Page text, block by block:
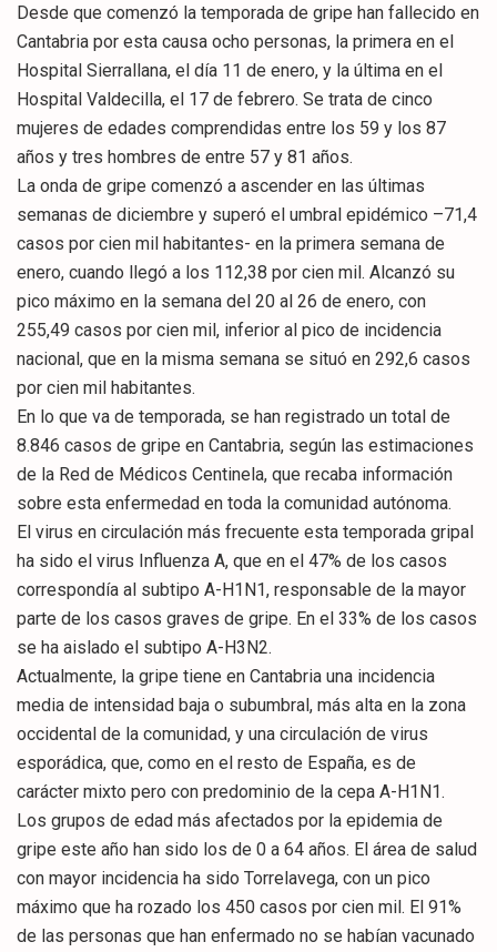
Desde que comenzó la temporada de gripe han fallecido en
Cantabria por esta causa ocho personas, la primera en el
Hospital Sierrallana, el día 11 de enero, y la última en el
Hospital Valdecilla, el 17 de febrero. Se trata de cinco
mujeres de edades comprendidas entre los 59 y los 87
años y tres hombres de entre 57 y 81 años.
La onda de gripe comenzó a ascender en las últimas
semanas de diciembre y superó el umbral epidémico –71,4
casos por cien mil habitantes- en la primera semana de
enero, cuando llegó a los 112,38 por cien mil. Alcanzó su
pico máximo en la semana del 20 al 26 de enero, con
255,49 casos por cien mil, inferior al pico de incidencia
nacional, que en la misma semana se situó en 292,6 casos
por cien mil habitantes.
En lo que va de temporada, se han registrado un total de
8.846 casos de gripe en Cantabria, según las estimaciones
de la Red de Médicos Centinela, que recaba información
sobre esta enfermedad en toda la comunidad autónoma.
El virus en circulación más frecuente esta temporada gripal
ha sido el virus Influenza A, que en el 47% de los casos
correspondía al subtipo A-H1N1, responsable de la mayor
parte de los casos graves de gripe. En el 33% de los casos
se ha aislado el subtipo A-H3N2.
Actualmente, la gripe tiene en Cantabria una incidencia
media de intensidad baja o subumbral, más alta en la zona
occidental de la comunidad, y una circulación de virus
esporádica, que, como en el resto de España, es de
carácter mixto pero con predominio de la cepa A-H1N1.
Los grupos de edad más afectados por la epidemia de
gripe este año han sido los de 0 a 64 años. El área de salud
con mayor incidencia ha sido Torrelavega, con un pico
máximo que ha rozado los 450 casos por cien mil. El 91%
de las personas que han enfermado no se habían vacunado